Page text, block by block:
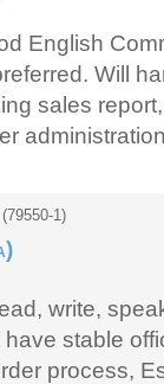
English
Will
sales
(79550-1)
)
write,
have stable
process,